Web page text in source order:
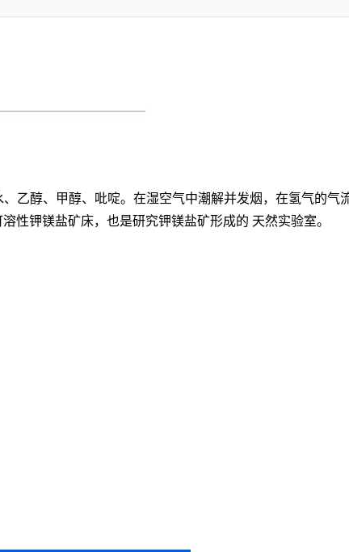
乙醇、甲醇、吡啶。在湿空气中潮解并发烟，在氢气的
性钾镁盐矿床，也是研究钾镁盐矿形成的 天然实验室。